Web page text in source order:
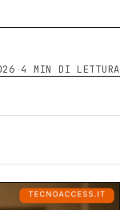
·4 MIN DI LETTURA